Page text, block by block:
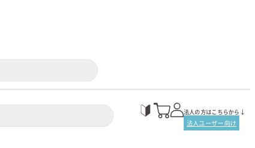
法人の方はこちらから↓
法人ユーザー向け